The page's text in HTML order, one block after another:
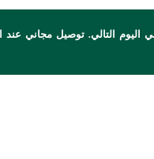
للتسليم في اليوم التالي. توصيل مجاني